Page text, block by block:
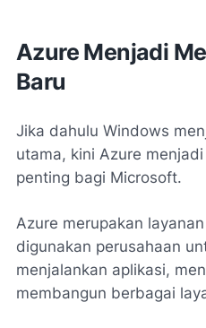
Azure Menjadi
Baru
Jika dahulu Windows
utama, kini Azure
penting bagi Microsoft.
Azure merupakan
digunakan perusahaan
menjalankan aplikasi,
membangun berbagai